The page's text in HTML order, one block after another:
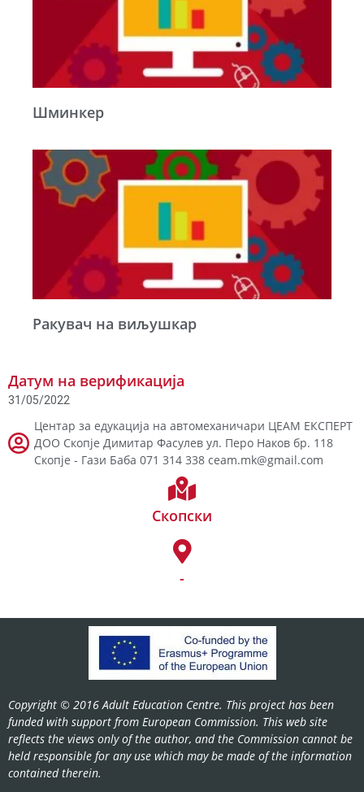
Шминкер
Ракувач на виљушкар
Датум на верификација
31/05/2022
Центар за едукација на автомеханичари ЦЕАМ ЕКСПЕРТ
ДОО Скопје Димитар Фасулев ул. Перо Наков бр. 118
Скопје - Гази Баба 071 314 338 ceam.mk@gmail.com
Скопски
-
Copyright © 2016 Adult Education Centre. This project has been
funded with support from European Commission. This web site
reflects the views only of the author, and the Commission cannot be
held responsible for any use which may be made of the information
contained therein.